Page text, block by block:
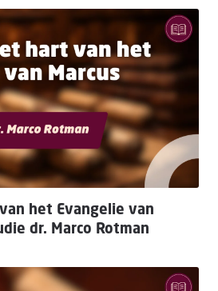
het Evangelie van
dr. Marco Rotman